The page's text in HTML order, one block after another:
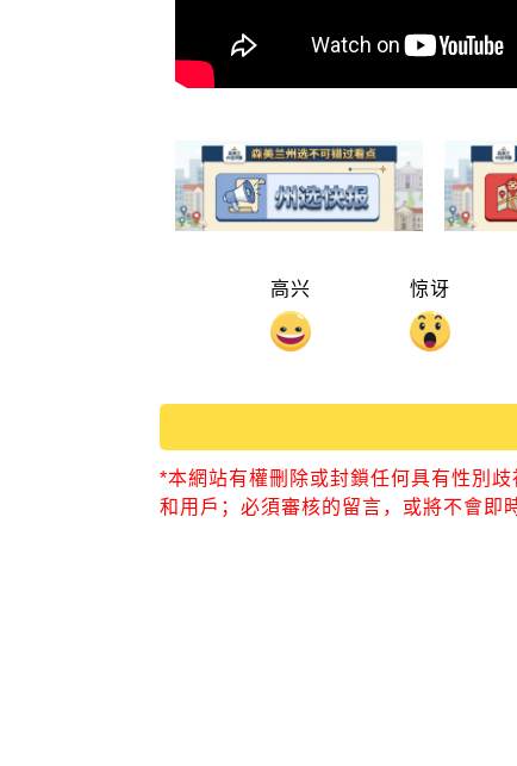
高兴 惊讶
*本網站有權刪除或封鎖任何具有性別
和用戶；必須審核的留言，或將不會即